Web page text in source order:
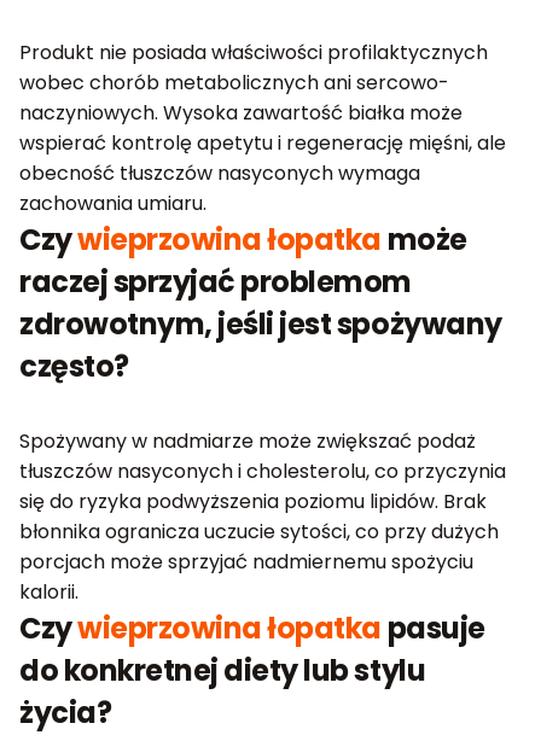
Produkt nie posiada właściwości profilaktycznych
wobec chorób metabolicznych ani sercowo-
naczyniowych. Wysoka zawartość białka może
wspierać kontrolę apetytu i regenerację mięśni, ale
obecność tłuszczów nasyconych wymaga
zachowania umiaru.
Czywieprzowina łopatka może
raczej sprzyjać problemom
zdrowotnym, jeśli jest spożywany
często?
Spożywany w nadmiarze może zwiększać podaż
tłuszczów nasyconych i cholesterolu, co przyczynia
się do ryzyka podwyższenia poziomu lipidów. Brak
błonnika ogranicza uczucie sytości, co przy dużych
porcjach może sprzyjać nadmiernemu spożyciu
kalorii.
Czywieprzowina łopatka pasuje
do konkretnej diety lub stylu
życia?